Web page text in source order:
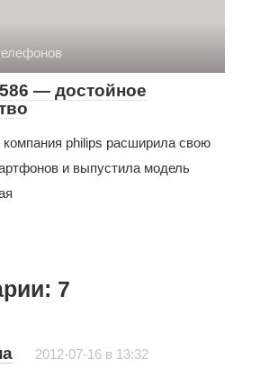
— достойное
компания philips расширила свою
и выпустила модель
7
2012-07-16 в 13:32